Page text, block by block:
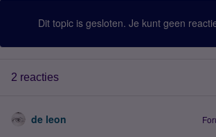
Dit topic is gesloten. Je kunt geen
2 reacties
de leon